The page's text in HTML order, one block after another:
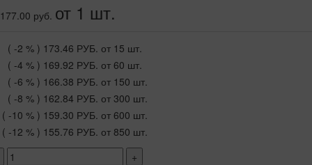
177.00 руб. от 1 шт.
( -2 % ) 173.46 РУБ. от 15 шт.
( -4 % ) 169.92 РУБ. от 60 шт.
( -6 % ) 166.38 РУБ. от 150 шт.
( -8 % ) 162.84 РУБ. от 300 шт.
( -10 % ) 159.30 РУБ. от 600 шт.
( -12 % ) 155.76 РУБ. от 850 шт.
+